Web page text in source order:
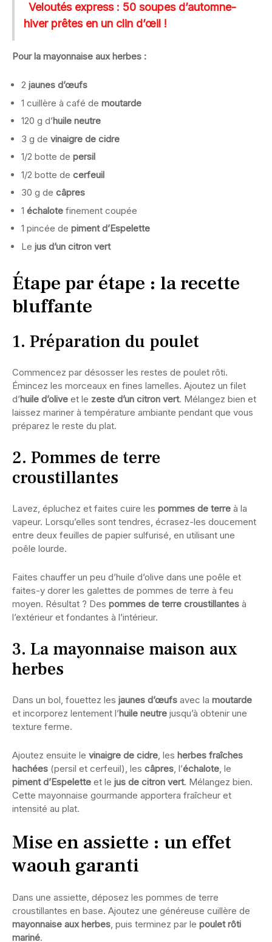
Veloutés express : 50 soupes d’automne-
hiver prêtes en un clin d’œil !
Pour la mayonnaise aux herbes :
2 jaunes d’œufs
1 cuillère à café de moutarde
120 g d’huile neutre
3 g de vinaigre de cidre
1/2 botte de persil
1/2 botte de cerfeuil
30 g de câpres
1 échalote finement coupée
1 pincée de piment d’Espelette
Le jus d’un citron vert
Étape par étape : la recette
bluffante
1. Préparation du poulet
Commencez par désosser les restes de poulet rôti.
Émincez les morceaux en fines lamelles. Ajoutez un filet
d’huile d’olive et le zeste d’un citron vert. Mélangez bien et
laissez mariner à température ambiante pendant que vous
préparez le reste du plat.
2. Pommes de terre
croustillantes
Lavez, épluchez et faites cuire les pommes de terre à la
vapeur. Lorsqu’elles sont tendres, écrasez-les doucement
entre deux feuilles de papier sulfurisé, en utilisant une
poêle lourde.
Faites chauffer un peu d’huile d’olive dans une poêle et
faites-y dorer les galettes de pommes de terre à feu
moyen. Résultat ? Des pommes de terre croustillantes à
l’extérieur et fondantes à l’intérieur.
3. La mayonnaise maison aux
herbes
Dans un bol, fouettez les jaunes d’œufs avec la moutarde
et incorporez lentement l’huile neutre jusqu’à obtenir une
texture ferme.
Ajoutez ensuite le vinaigre de cidre , les herbes fraîches
hachées (persil et cerfeuil), les câpres , l’échalote , le
piment d’Espelette et le jus de citron vert. Mélangez bien.
Cette mayonnaise gourmande apportera fraîcheur et
intensité au plat.
Mise en assiette : un effet
waouh garanti
Dans une assiette, déposez les pommes de terre
croustillantes en base. Ajoutez une généreuse cuillère de
mayonnaise aux herbes , puis terminez par le poulet rôti
mariné.